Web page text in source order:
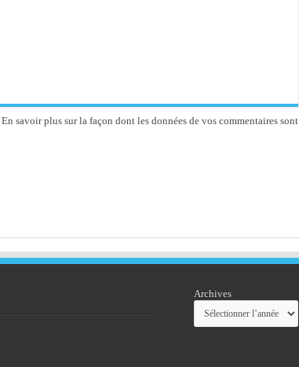
En savoir plus sur la façon dont les données de vos commentaires sont
Archives